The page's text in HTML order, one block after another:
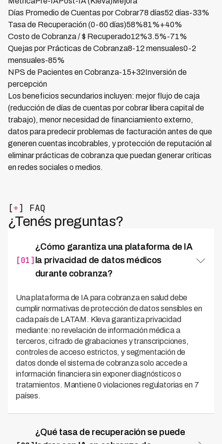
Días Promedio de Cuentas por Cobrar78 días52 días-33%
Tasa de Recuperación (0-60 días)58%81%+40%
Costo de Cobranza / $ Recuperado12%3.5%-71%
Quejas por Prácticas de Cobranza8-12 mensuales0-2
mensuales-85%
NPS de Pacientes en Cobranza-15+32Inversión de
percepción
Los beneficios secundarios incluyen: mejor flujo de caja
(reducción de días de cuentas por cobrar libera capital de
trabajo), menor necesidad de financiamiento externo,
datos para predecir problemas de facturación antes de que
generen cuentas incobrables, y protección de reputación al
eliminar prácticas de cobranza que puedan generar críticas
en redes sociales o medios.
[+] FAQ
¿Tenés preguntas?
[01]
¿Cómo garantiza una plataforma de IA
la privacidad de datos médicos
durante cobranza?
Una plataforma de IA para cobranza en salud debe
cumplir normativas de protección de datos sensibles en
cada país de LATAM. Kleva garantiza privacidad
mediante: no revelación de información médica a
terceros, cifrado de grabaciones y transcripciones,
controles de acceso estrictos, y segmentación de
datos donde el sistema de cobranza solo accede a
información financiera sin exponer diagnósticos o
tratamientos. Mantiene 0 violaciones regulatorias en 7
países.
¿Qué tasa de recuperación se puede